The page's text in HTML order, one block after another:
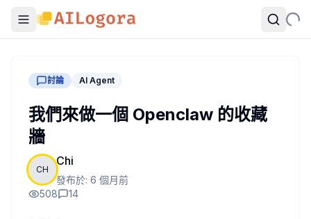
討論 AI Agent
我們來做一個 Openclaw 的收藏
牆
CH
Chi
發布於: 6 個月前
508
14